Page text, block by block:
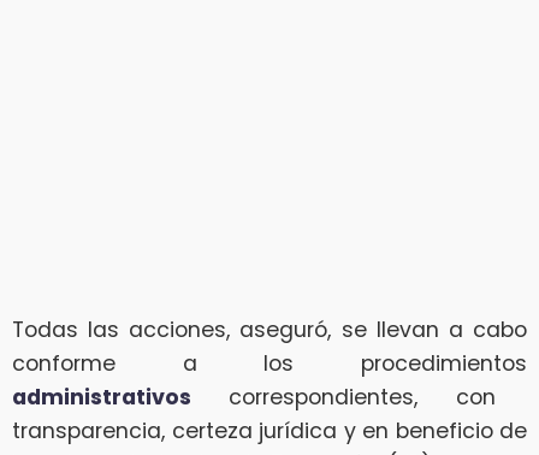
Todas las acciones, aseguró, se llevan a cabo
conforme a los procedimientos
administrativos correspondientes, con
transparencia, certeza jurídica y en beneficio de